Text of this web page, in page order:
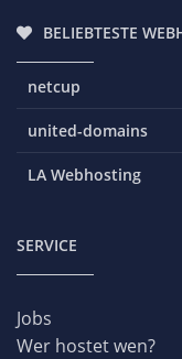
BELIEBTESTE
netcup
united-domains
LA Webhosting
SERVICE
Jobs
Wer hostet wen?